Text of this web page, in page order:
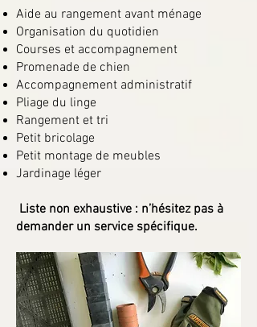
Aide au rangement avant ménage
Organisation du quotidien
Courses et accompagnement
Promenade de chien
Accompagnement administratif
Pliage du linge
Rangement et tri
Petit bricolage
Petit montage de meubles
Jardinage léger
Liste non exhaustive : n’hésitez pas à
demander un service spécifique.